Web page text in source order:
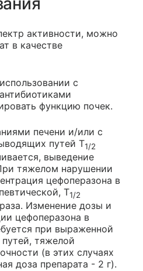
активности, можно
в качестве
с
функцию почек.
печени и/или с
путей T1/2
выведение
тяжелом нарушении
цефоперазона в
T1/2
Изменение дозы и
цефоперазона в
при выраженной
тяжелой
(в этих случаях
доза препарата - 2 г).